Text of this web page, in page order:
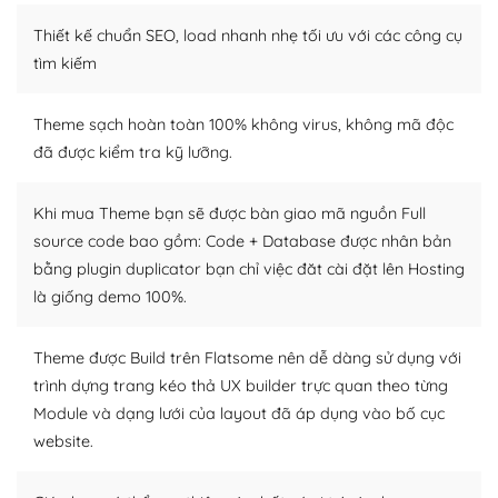
WordPress là nơi lưu trữ cho một diễn đàn cộng đồng
người cuồng tín WordPress.
Nếu bạn gặp khó khăn, bạn có thể lên mạng và tìm
lời, giải đáp vấn đề của bạn.
Cộng đồng sử dụng WordPress sẵn sàng hỗ trợ bạn
– Đa dạng plugin và themes
Plugin mở rộng là thành phần cài đặt thêm vào
WordPress để tăng thêm các tính năng cần thiết. Có
nhiều plugin trả phí hoặc miễn phí.
Nhờ lượng người dùng đông đảo, thư viện themes và
Thiết kế chuẩn SEO, load nhanh nhẹ tối ưu với các công cụ
tìm kiếm
Theme sạch hoàn toàn 100% không virus, không mã độc
đã được kiểm tra kỹ lưỡng.
Khi mua Theme bạn sẽ được bàn giao mã nguồn Full
source code bao gồm: Code + Database được nhân bản
bằng plugin duplicator bạn chỉ việc đăt cài đặt lên Hosting
là giống demo 100%.
Theme được Build trên Flatsome nên dễ dàng sử dụng với
trình dựng trang kéo thả UX builder trực quan theo từng
Module và dạng lưới của layout đã áp dụng vào bố cục
website.